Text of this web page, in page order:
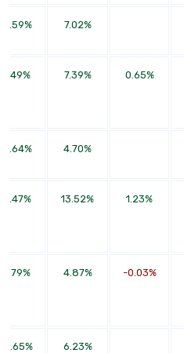
7.02%
0.65%
7.39%
4.70%
1.23%
13.52%
-0.03%
4.87%
6.23%